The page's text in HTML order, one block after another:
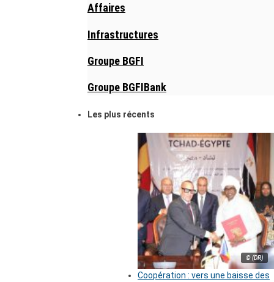
Affaires
Infrastructures
Groupe BGFI
Groupe BGFIBank
Les plus récents
© (DR)
Coopération : vers une baisse des